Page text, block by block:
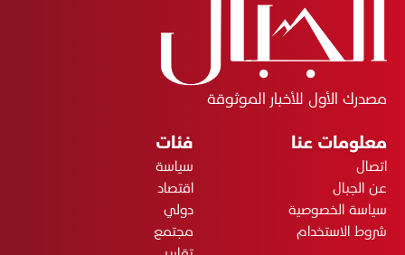
مصدرك الأول للأخبار الموثوقة
معلومات عنا
اتصال
عن الجبال
سياسة الخصوصية
شروط الاستخدام
فئات
سياسة
اقتصاد
دولي
مجتمع